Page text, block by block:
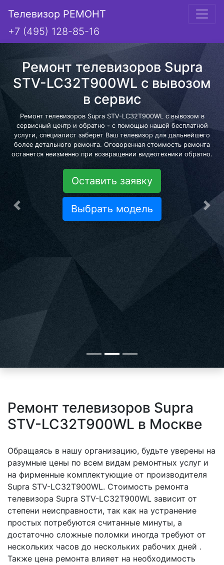
Телевизор РЕМОНТ
+7 (495) 128-85-16
Ремонт телевизоров Supra
STV-LC32T900WL с вывозом
в сервис
Ремонт телевизоров Supra STV-LC32T900WL с вывозом в
сервисный центр и обратно - с помощью нашей бесплатной
услуги, специалист заберет Ваш телевизор для дальнейшего
более детального ремонта. Оговоренная стоимость ремонта
останется неизменно при возвращении видеотехники обратно.
Оставить заявку
Выбрать модель
Предыдущая
Ремонт телевизоров Supra
STV-LC32T900WL в Москве
Обращаясь в нашу организацию, будьте уверены на
разумные цены по всем видам ремонтных услуг и
на фирменные комплектующие от производителя
Supra STV-LC32T900WL. Стоимость ремонта
телевизора Supra STV-LC32T900WL зависит от
степени неисправности, так как на устранение
простых потребуются считанные минуты, а
достаточно сложные поломки иногда требуют от
нескольких часов до нескольких рабочих дней .
Также цена ремонта влияет на необходимость